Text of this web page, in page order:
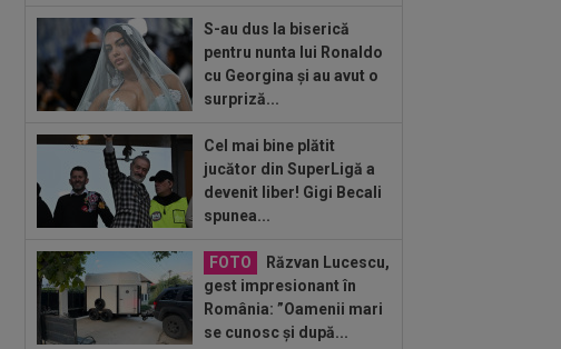
la Dinamo - Voluntari 4-0 și a scris
despre...
15:58
Hansi Flick a făcut anunțul despre
Raphinha
15:49
Universitatea Craiova - FC Argeș,
LIVE VIDEO, 21:30, DGS 1. Un jucător a
plecat...
15:38
Începe scandalul: Frenkie De
15:36
Gata să spună ”da” pentru
lovitura verii, Pep Guardiola s-a răzgândit
S-au dus la biserică
pentru nunta lui Ronaldo
cu Georgina și au avut o
surpriză...
Cel mai bine plătit
jucător din SuperLigă a
devenit liber! Gigi Becali
spunea...
FOTO
Răzvan Lucescu,
gest impresionant în
România: ”Oamenii mari
se cunosc și după...